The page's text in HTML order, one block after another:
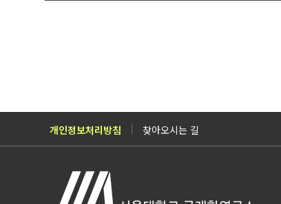
개인정보처리방침 찾아오시는 길